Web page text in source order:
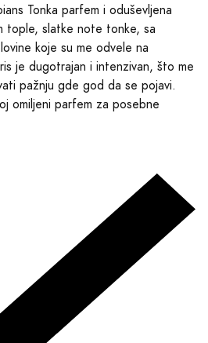
Tonka parfem i oduševljena
tople, slatke note tonke, sa
koje su me odvele na
je dugotrajan i intenzivan, što me
pažnju gde god da se pojavi.
omiljeni parfem za posebne